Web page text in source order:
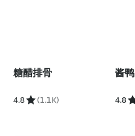
糖醋排骨
4.8 (1.1K)
酱鸭
4.8